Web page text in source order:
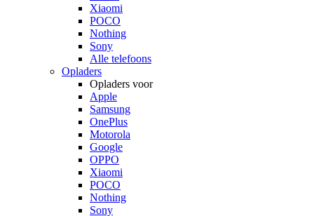
Xiaomi
POCO
Nothing
Sony
Alle telefoons
Opladers
Opladers voor
Apple
Samsung
OnePlus
Motorola
Google
OPPO
Xiaomi
POCO
Nothing
Sony